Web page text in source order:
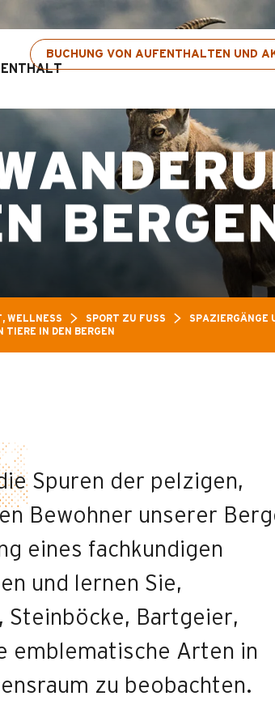
BUCHUNG VON AUFENTHALTEN UND
Bis zu 30 % Rabatt auf
WELLNESS SPORT ZU FUSS
SPAZIERGÄNGE
TIERE IN DEN BERGEN
Spuren der pelzigen,
Bewohner unserer
eines fachkundigen
und lernen Sie,
Steinböcke, Bartgeier,
emblematische Arten in
zu beobachten.